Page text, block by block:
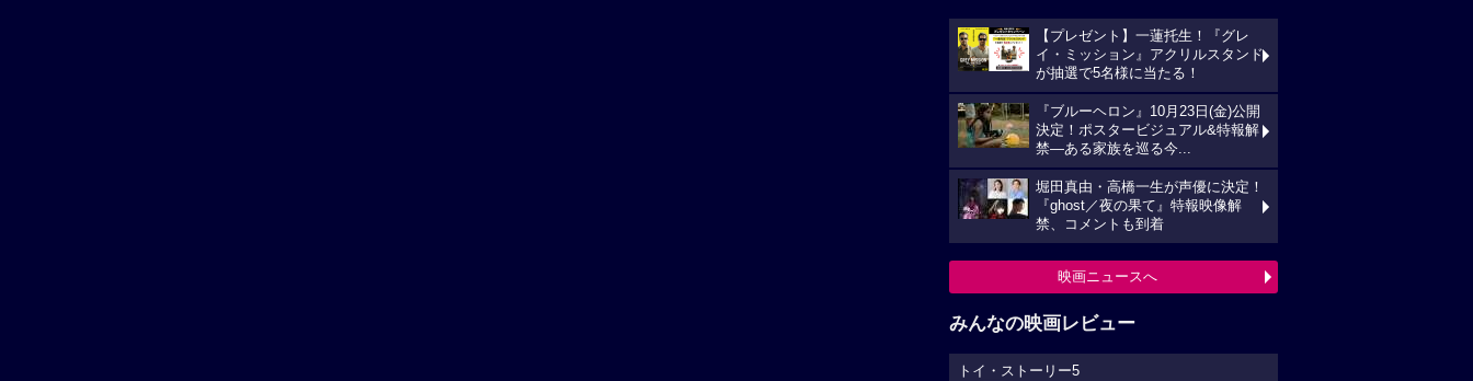
【プレゼント】一蓮托生！『グレ
イ・ミッション』アクリルスタンド
が抽選で5名様に当たる！
『ブルーヘロン』10月23日(金)公開
決定！ポスタービジュアル&特報解
禁―ある家族を巡る今...
堀田真由・高橋一生が声優に決定！
『ghost／夜の果て』特報映像解
禁、コメントも到着
映画ニュースへ
みんなの映画レビュー
トイ・ストーリー5